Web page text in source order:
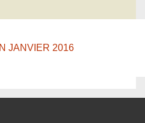
JANVIER 2016